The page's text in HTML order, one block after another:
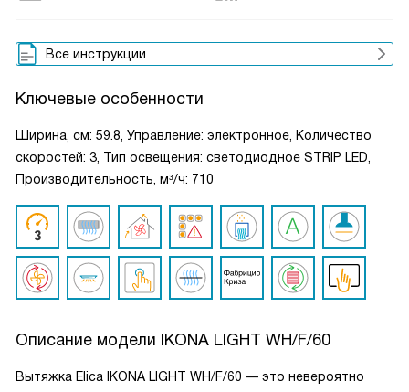
Все инструкции
Ключевые особенности
Ширина, см: 59.8, Управление: электронное, Количество
скоростей: 3, Тип освещения: светодиодное STRIP LED,
Производительность, м³/ч: 710
Описание модели IKONA LIGHT WH/F/60
Вытяжка Elica IKONA LIGHT WH/F/60 — это невероятно